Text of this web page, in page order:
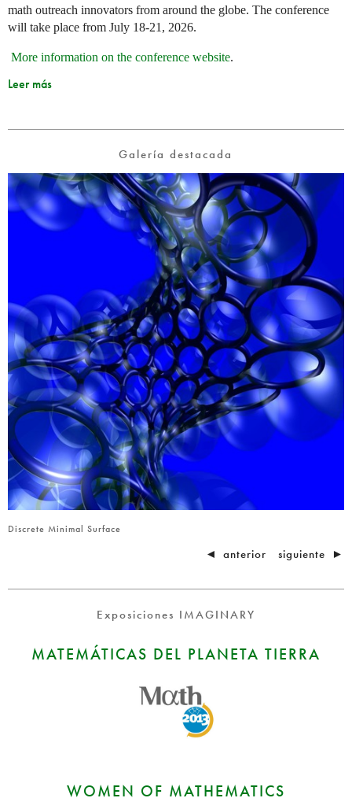
math outreach innovators from around the globe. The conference
will take place from July 18-21, 2026.
More information on the conference website.
Leer más
Galería destacada
Discrete Minimal Surface
◄ anterior siguiente ►
Exposiciones IMAGINARY
MATEMÁTICAS DEL PLANETA TIERRA
WOMEN OF MATHEMATICS